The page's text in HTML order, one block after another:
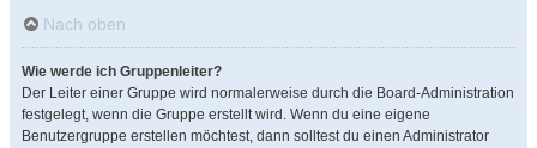
Nach oben
Wie werde ich Gruppenleiter?
Der Leiter einer Gruppe wird normalerweise durch die Board-Administration
festgelegt, wenn die Gruppe erstellt wird. Wenn du eine eigene
Benutzergruppe erstellen möchtest, dann solltest du einen Administrator